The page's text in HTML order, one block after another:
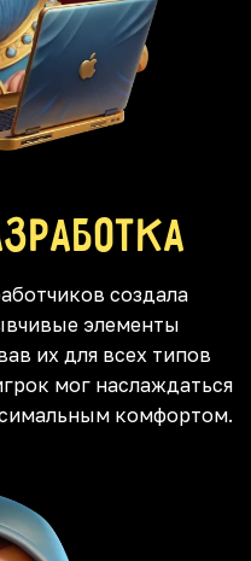
создала
элементы
их для всех типов
мог наслаждаться
комфортом.